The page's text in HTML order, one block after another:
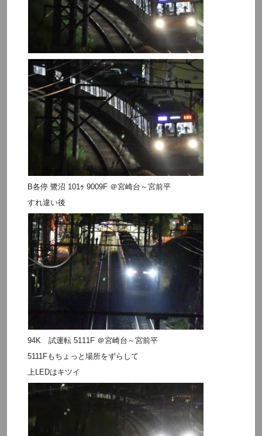
B各停 鷺沼 101ｩ 9009F ＠宮崎台～宮前平
すれ違い後
94K 試運転 5111F ＠宮崎台～宮前平
5111Fもちょっと場所をずらして
上LEDはキツイ